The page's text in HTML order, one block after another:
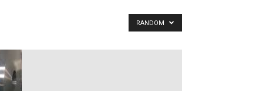
RANDOM